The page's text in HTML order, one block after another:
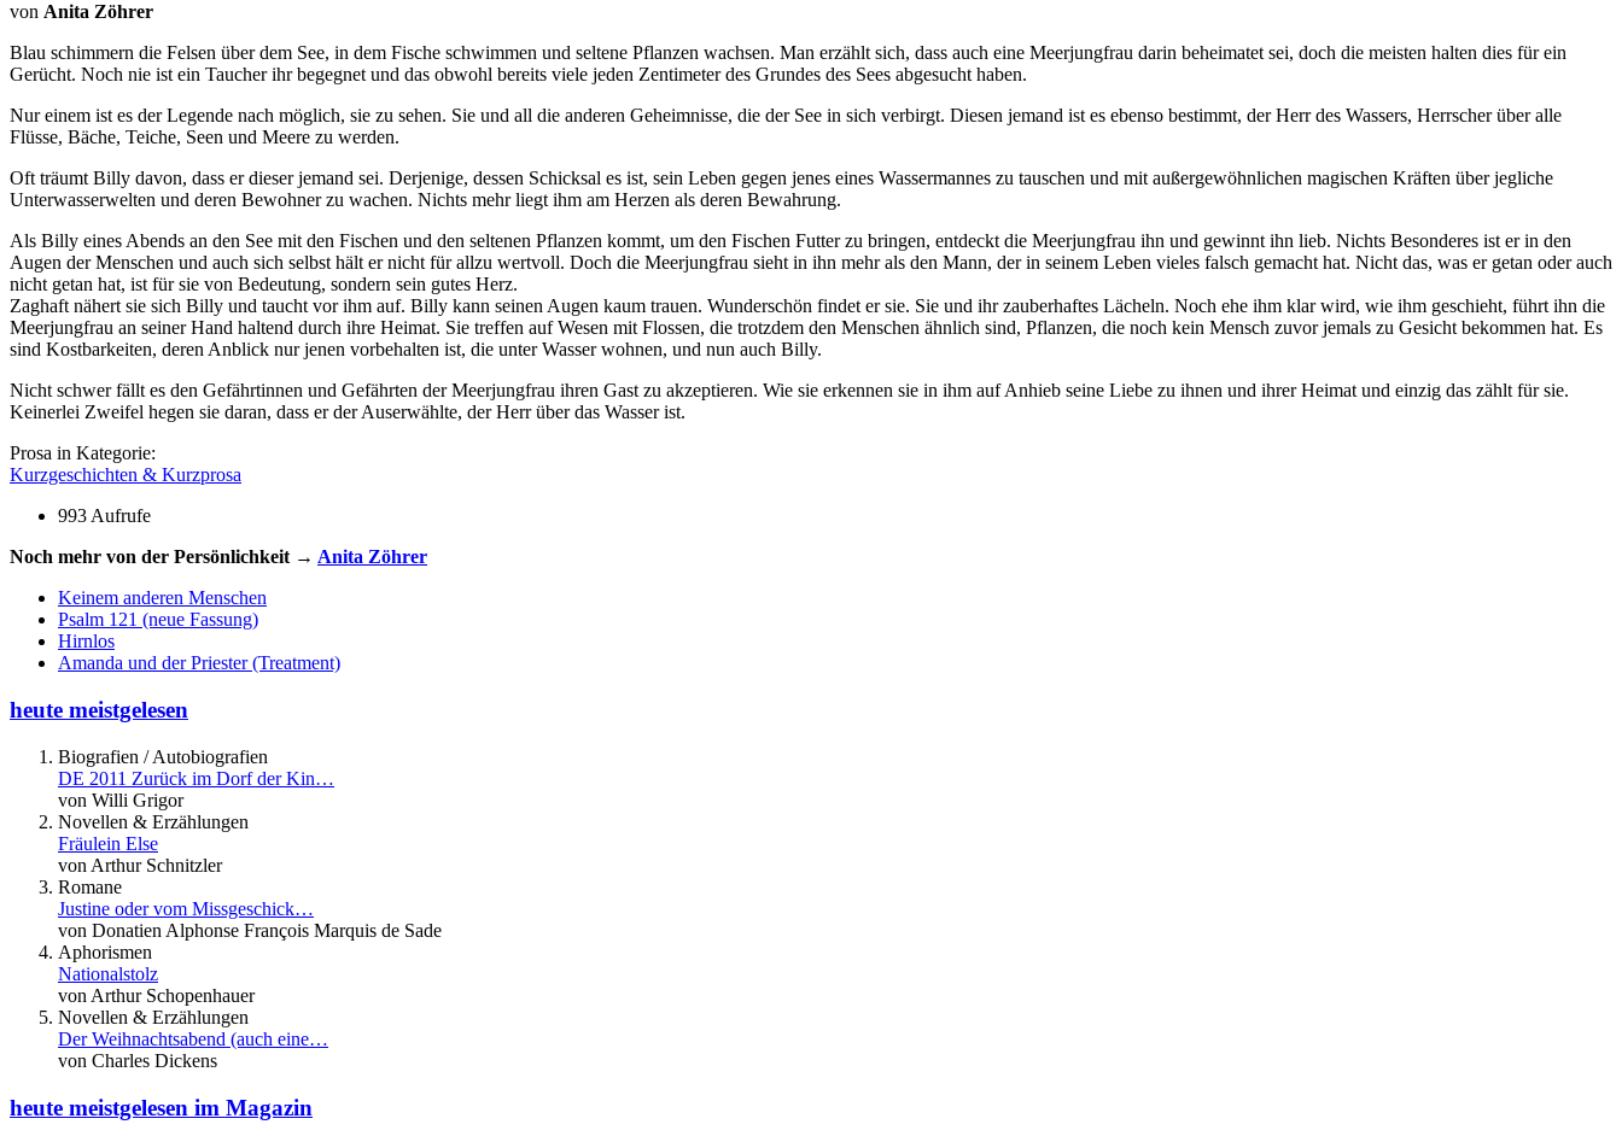
von Anita Zöhrer
Blau schimmern die Felsen über dem See, in dem Fische schwimmen und seltene Pflanzen wachsen. Man erzählt sich, dass auch eine Meerjungfrau darin beheimatet sei, doch die meisten halten dies für ein
Gerücht. Noch nie ist ein Taucher ihr begegnet und das obwohl bereits viele jeden Zentimeter des Grundes des Sees abgesucht haben.
Nur einem ist es der Legende nach möglich, sie zu sehen. Sie und all die anderen Geheimnisse, die der See in sich verbirgt. Diesen jemand ist es ebenso bestimmt, der Herr des Wassers, Herrscher über alle
Flüsse, Bäche, Teiche, Seen und Meere zu werden.
Oft träumt Billy davon, dass er dieser jemand sei. Derjenige, dessen Schicksal es ist, sein Leben gegen jenes eines Wassermannes zu tauschen und mit außergewöhnlichen magischen Kräften über jegliche
Unterwasserwelten und deren Bewohner zu wachen. Nichts mehr liegt ihm am Herzen als deren Bewahrung.
Als Billy eines Abends an den See mit den Fischen und den seltenen Pflanzen kommt, um den Fischen Futter zu bringen, entdeckt die Meerjungfrau ihn und gewinnt ihn lieb. Nichts Besonderes ist er in den
Augen der Menschen und auch sich selbst hält er nicht für allzu wertvoll. Doch die Meerjungfrau sieht in ihn mehr als den Mann, der in seinem Leben vieles falsch gemacht hat. Nicht das, was er getan oder auch
nicht getan hat, ist für sie von Bedeutung, sondern sein gutes Herz.
Zaghaft nähert sie sich Billy und taucht vor ihm auf. Billy kann seinen Augen kaum trauen. Wunderschön findet er sie. Sie und ihr zauberhaftes Lächeln. Noch ehe ihm klar wird, wie ihm geschieht, führt ihn die
Meerjungfrau an seiner Hand haltend durch ihre Heimat. Sie treffen auf Wesen mit Flossen, die trotzdem den Menschen ähnlich sind, Pflanzen, die noch kein Mensch zuvor jemals zu Gesicht bekommen hat. Es
sind Kostbarkeiten, deren Anblick nur jenen vorbehalten ist, die unter Wasser wohnen, und nun auch Billy.
Nicht schwer fällt es den Gefährtinnen und Gefährten der Meerjungfrau ihren Gast zu akzeptieren. Wie sie erkennen sie in ihm auf Anhieb seine Liebe zu ihnen und ihrer Heimat und einzig das zählt für sie.
Keinerlei Zweifel hegen sie daran, dass er der Auserwählte, der Herr über das Wasser ist.
Prosa in Kategorie:
Kurzgeschichten & Kurzprosa
993 Aufrufe
Noch mehr von der Persönlichkeit → Anita Zöhrer
Keinem anderen Menschen
Psalm 121 (neue Fassung)
Hirnlos
Amanda und der Priester (Treatment)
heute meistgelesen
Biografien / Autobiografien
DE 2011 Zurück im Dorf der Kin…
von Willi Grigor
Novellen & Erzählungen
Fräulein Else
von Arthur Schnitzler
Romane
Justine oder vom Missgeschick…
von Donatien Alphonse François Marquis de Sade
Aphorismen
Nationalstolz
von Arthur Schopenhauer
Novellen & Erzählungen
Der Weihnachtsabend (auch eine…
von Charles Dickens
heute meistgelesen im Magazin